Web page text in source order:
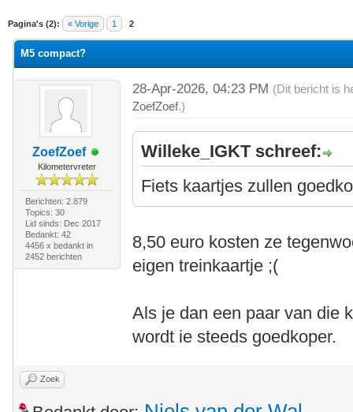
Pagina's (2): « Vorige 1 2
waardering is 0
M5 compact?
ZoefZoef
Kilometervreter
Berichten: 2.879
Topics: 30
Lid sinds: Dec 2017
Bedankt: 42
4456 x bedankt in
2452 berichten
28-Apr-2026, 04:23 PM (Dit bericht is
ZoefZoef.)
Willeke_IGKT schreef:
Fiets kaartjes zullen
8,50 euro kosten ze
eigen treinkaartje ;(
Als je dan een paar van die
wordt ie steeds goedkoper.
Zoek